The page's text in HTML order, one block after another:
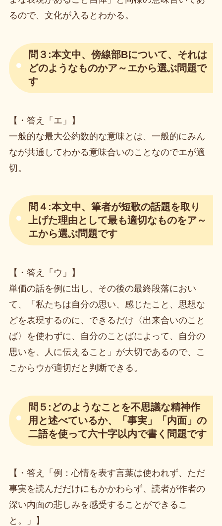
るので、文化が入るとわかる。
問３:本文中、傍線部Bについて、それは
どのようなものかア～エから選ぶ問題で
す
【・答え「エ」】
一般的な最大公約数的な意味とは、一般的にみん
なが共通してわかる意味合いのことなのでエが適
切。
問４:本文中、筆者が短歌の話題を取り
上げた理由として最も適切なものをア～
エから選ぶ問題です
【・答え「ウ」】
単価の話を例に出し、その後の最終段落におい
て、「私たちは自分の思い、感じたこと、思想な
どを表現するのに、できるだけ〈出来合いのこと
ば〉を使わずに、自分のことばによって、自分の
思いを、人に伝えること」が大切であるので、こ
こからウが適切だと判断できる。
問５:どのようなことを不思議な精神作
用と述べているか、「事実」「内面」の
二語を使って六十字以内で書く問題です
【・答え「例：心情を表す言葉は使われず、ただ
事実を読んだだけにもかかわらず、読者が作者の
深い内面の悲しみを感受することができるこ
と。」】